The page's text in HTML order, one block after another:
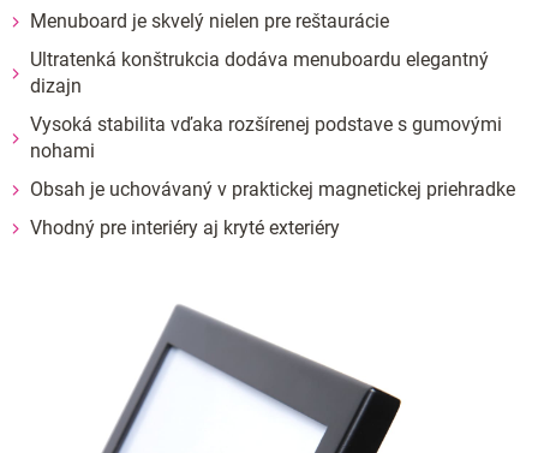
Menuboard je skvelý nielen pre reštaurácie
Ultratenká konštrukcia dodáva menuboardu elegantný
dizajn
Vysoká stabilita vďaka rozšírenej podstave s gumovými
nohami
Obsah je uchovávaný v praktickej magnetickej priehradke
Vhodný pre interiéry aj kryté exteriéry